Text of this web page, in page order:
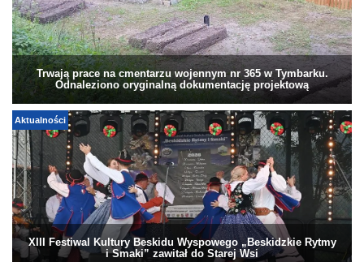
Trwają prace na cmentarzu wojennym nr 365 w Tymbarku.
Odnaleziono oryginalną dokumentację projektową
Aktualności
XIII Festiwal Kultury Beskidu Wyspowego „Beskidzkie Rytmy
i Smaki” zawitał do Starej Wsi